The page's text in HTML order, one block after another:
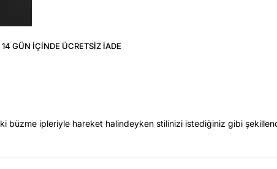
14 GÜN IÇINDE ÜCRETSIZ IADE
büzme ipleriyle hareket halindeyken stilinizi istediğiniz gibi